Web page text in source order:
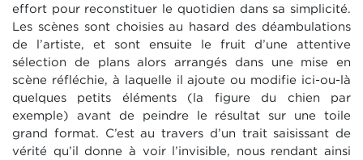
effort pour reconstituer le quotidien dans sa simplicité.
Les scènes sont choisies au hasard des déambulations
de l’artiste, et sont ensuite le fruit d’une attentive
sélection de plans alors arrangés dans une mise en
scène réfléchie, à laquelle il ajoute ou modifie ici-ou-là
quelques petits éléments (la figure du chien par
exemple) avant de peindre le résultat sur une toile
grand format. C’est au travers d’un trait saisissant de
vérité qu’il donne à voir l’invisible, nous rendant ainsi